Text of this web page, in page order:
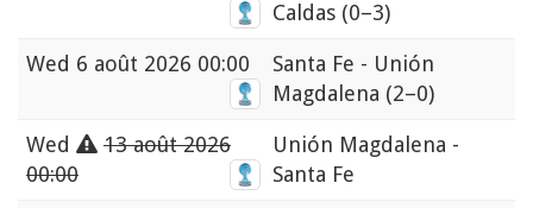
Caldas (0–3)
Wed 6 août 2026 00:00
Santa Fe - Unión
Magdalena (2–0)
Wed
13 août 2026
00:00
Unión Magdalena -
Santa Fe